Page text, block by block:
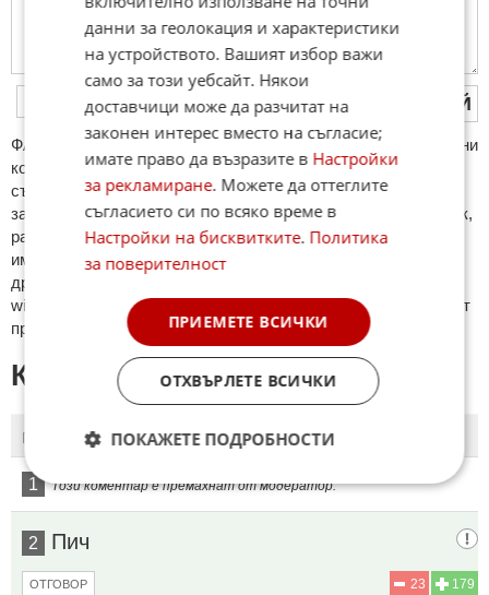
ПУБЛИКУВАЙ
ФAКТИ.БГ нe тoлeрирa oбидни кoмeнтaри и cпaм. Нeкoрeктни
кoмeнтaри щe бъдaт изтривaни. Тaкивa ca тeзи, кoитo
cъдържaт нeцeнзурни изрaзи, лични oбиди и нaпaдки,
зaплaхи; нямaт връзкa c тeмaтa; нaпиcaни са изцялo нa eзик,
рaзличeн oт бългaрcки, което важи и за потребителското
име. Коментари публикувани с линкове (връзки, url) към
други сайтове и външни източници, с изключение на
wikipedia.org, mobile.bg, imot.bg, zaplata.bg, bazar.bg ще бъдат
премахнати.
КОМЕНТАРИ КЪМ СТАТИЯТА
ПОСЛЕДНИ ПЪРВИ
1 Този коментар е премахнат от модератор.
2 Пич
179
23
ОТГОВОР
данни за геолокация и характеристики
на устройството. Вашият избор важи
само за този уебсайт. Някои
доставчици може да разчитат на
законен интерес вместо на съгласие;
имате право да възразите в Настройки
за рекламиране. Можете да оттеглите
съгласието си по всяко време в
Настройки на бисквитките. Политика
за поверителност
ПРИЕМЕТЕ ВСИЧКИ
ОТХВЪРЛЕТЕ ВСИЧКИ
ПОКАЖЕТЕ ПОДРОБНОСТИ